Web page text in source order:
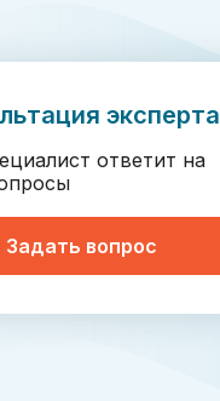
эксперта
ответит на
Задать вопрос